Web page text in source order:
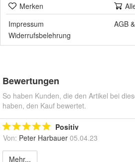
Merken
Impressum
AGB &
Widerrufsbelehrung
Bewertungen
So haben Kunden, die den Artikel bei
haben, den Kauf bewertet.
Positiv
Von: Peter Harbauer 05.04.23
Mehr...